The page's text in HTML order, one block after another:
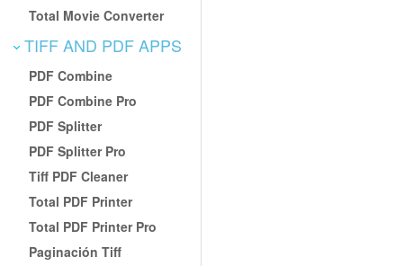
Total Movie Converter
TIFF AND PDF APPS
PDF Combine
PDF Combine Pro
PDF Splitter
PDF Splitter Pro
Tiff PDF Cleaner
Total PDF Printer
Total PDF Printer Pro
Paginación Tiff